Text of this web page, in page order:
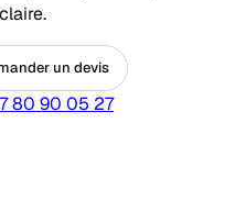
un devis
80 90 05 27